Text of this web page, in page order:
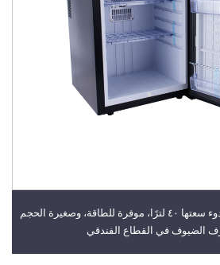
ثلاجة غرفة فندقية فائقة الهدوء سعتها ٤٠ لترًا، موفرة للطاقة، وصغيرة الحجم
الضيوف في القطاع الفندقي